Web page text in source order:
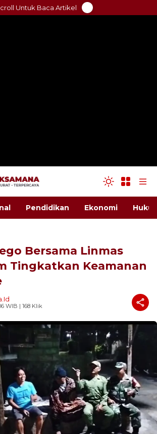
Untuk Baca Artikel
Pendidikan Ekonomi
Bersama Linmas
Tingkatkan Keamanan
WIB | 168 Klik